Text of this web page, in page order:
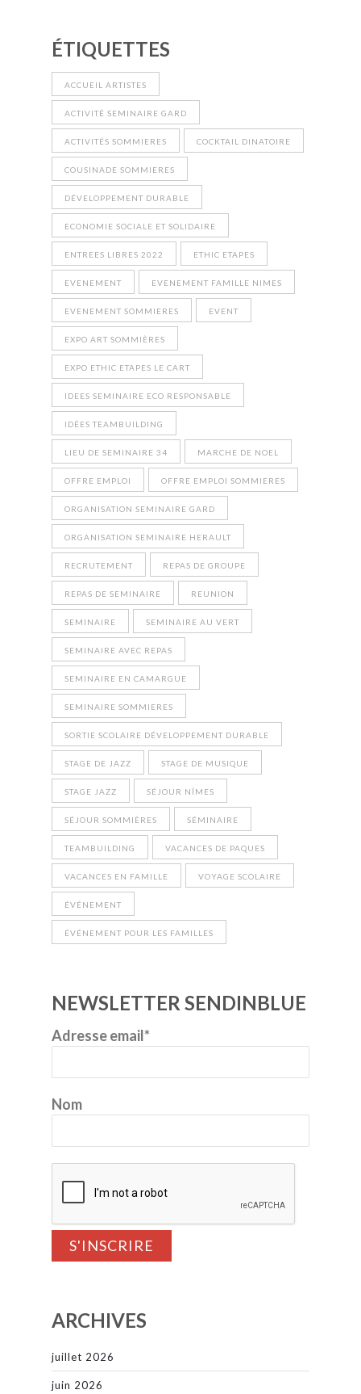
ÉTIQUETTES
ACCUEIL ARTISTES
ACTIVITÉ SEMINAIRE GARD
ACTIVITÉS SOMMIERES COCKTAIL DINATOIRE
COUSINADE SOMMIERES
DÉVELOPPEMENT DURABLE
ECONOMIE SOCIALE ET SOLIDAIRE
ENTREES LIBRES 2022 ETHIC ETAPES
EVENEMENT EVENEMENT FAMILLE NIMES
EVENEMENT SOMMIERES EVENT
EXPO ART SOMMIÈRES
EXPO ETHIC ETAPES LE CART
IDEES SEMINAIRE ECO RESPONSABLE
IDÉES TEAMBUILDING
LIEU DE SEMINAIRE 34 MARCHE DE NOEL
OFFRE EMPLOI OFFRE EMPLOI SOMMIERES
ORGANISATION SEMINAIRE GARD
ORGANISATION SEMINAIRE HERAULT
RECRUTEMENT REPAS DE GROUPE
REPAS DE SEMINAIRE REUNION
SEMINAIRE SEMINAIRE AU VERT
SEMINAIRE AVEC REPAS
SEMINAIRE EN CAMARGUE
SEMINAIRE SOMMIERES
SORTIE SCOLAIRE DÉVELOPPEMENT DURABLE
STAGE DE JAZZ STAGE DE MUSIQUE
STAGE JAZZ SÉJOUR NÎMES
SÉJOUR SOMMIÈRES SÉMINAIRE
TEAMBUILDING VACANCES DE PAQUES
VACANCES EN FAMILLE VOYAGE SCOLAIRE
ÉVÉNEMENT
ÉVÉNEMENT POUR LES FAMILLES
NEWSLETTER SENDINBLUE
Adresse email*
Nom
ARCHIVES
juillet 2026
juin 2026